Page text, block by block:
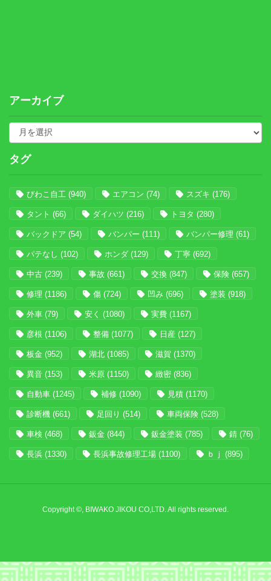
アーカイブ
タグ
びわこ自工 (940) エアコン (74) スズキ (176)
タント (66) ダイハツ (216) トヨタ (280)
バックドア (54) バンパー (111) バンパー修理 (61)
パテなし (102) ホンダ (129) 丁寧 (692)
中古 (239) 事故 (661) 交換 (847) 保険 (657)
修理 (1186) 傷 (724) 凹み (696) 塗装 (918)
外車 (79) 安く (1080) 実費 (1167)
彦根 (1106) 整備 (1077) 日産 (127)
板金 (952) 湖北 (1085) 滋賀 (1370)
異音 (153) 米原 (1150) 緻密 (836)
自動車 (1245) 補修 (1090) 見積 (1170)
診断機 (661) 足回り (514) 車両保険 (528)
車検 (468) 鈑金 (844) 鈑金塗装 (785) 錆 (76)
長浜 (1330) 長浜事故修理工場 (1100) ｂｊ (895)
Copyright ©, BIWAKO JIKOU CO,LTD. All rights reserved.